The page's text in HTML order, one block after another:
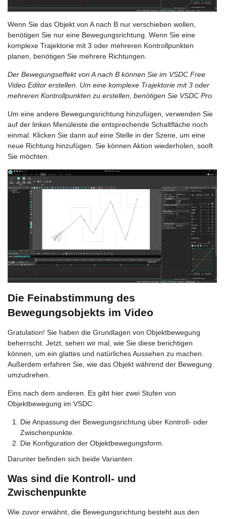
Wenn Sie das Objekt von A nach B nur verschieben wollen,
benötigen Sie nur eine Bewegungsrichtung. Wenn Sie eine
komplexe Trajektorie mit 3 oder mehreren Kontrollpunkten
planen, benötigen Sie mehrere Richtungen.
Der Bewegungseffekt von A nach B können Sie im VSDC Free
Video Editor erstellen. Um eine komplexe Trajektorie mit 3 oder
mehreren Kontrollpunkten zu erstellen, benötigen Sie VSDC Pro.
Um eine andere Bewegungsrichtung hinzufügen, verwenden Sie
auf der linken Menüleiste die entsprechende Schaltfläche noch
einmal. Klicken Sie dann auf eine Stelle in der Szene, um eine
neue Richtung hinzufügen. Sie können Aktion wiederholen, sooft
Sie möchten.
Die Feinabstimmung des
Bewegungsobjekts im Video
Gratulation! Sie haben die Grundlagen von Objektbewegung
beherrscht. Jetzt, sehen wir mal, wie Sie diese berichtigen
können, um ein glattes und natürliches Aussehen zu machen.
Außerdem erfahren Sie, wie das Objekt während der Bewegung
umzudrehen.
Eins nach dem anderen. Es gibt hier zwei Stufen von
Objektbewegung im VSDC:
Die Anpassung der Bewegungsrichtung über Kontroll- oder
Zwischenpunkte.
Die Konfiguration der Objektbewegungsform.
Darunter befinden sich beide Varianten.
Was sind die Kontroll- und
Zwischenpunkte
Wie zuvor erwähnt, die Bewegungsrichtung besteht aus den